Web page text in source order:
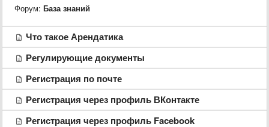
Форум: База знаний
Что такое Арендатика
Регулирующие документы
Регистрация по почте
Регистрация через профиль ВКонтакте
Регистрация через профиль Facebook